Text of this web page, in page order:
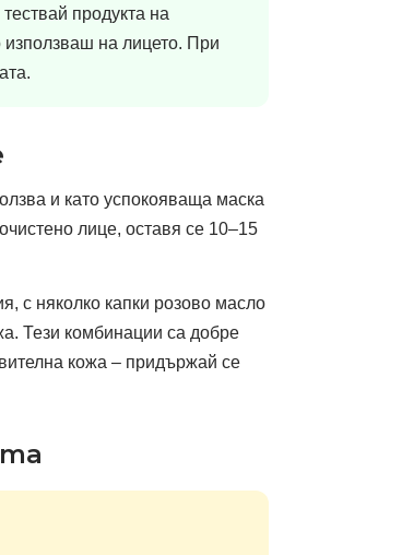
продукта на
използваш на лицето. При
и като успокояваща маска
лице, оставя се 10–15
с няколко капки розово масло
Тези комбинации са добре
кожа – придържай се